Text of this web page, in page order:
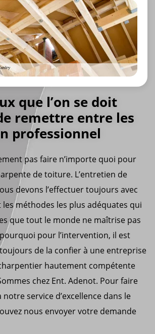
que l’on se doit
remettre entre les
professionnel
pas faire n’importe quoi pour
de toiture. L’entretien de
devons l’effectuer toujours avec
méthodes les plus adéquates qui
que tout le monde ne maîtrise pas
pour l’intervention, il est
de la confier à une entreprise
hautement compétente
chez Ent. Adenot. Pour faire
service d’excellence dans le
nous envoyer votre demande